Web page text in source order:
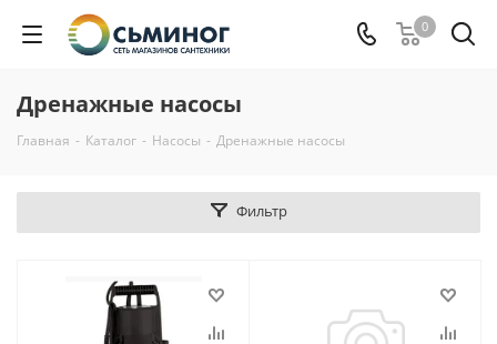
0
Дренажные насосы
Главная - Каталог - Насосы - Дренажные насосы
Фильтр